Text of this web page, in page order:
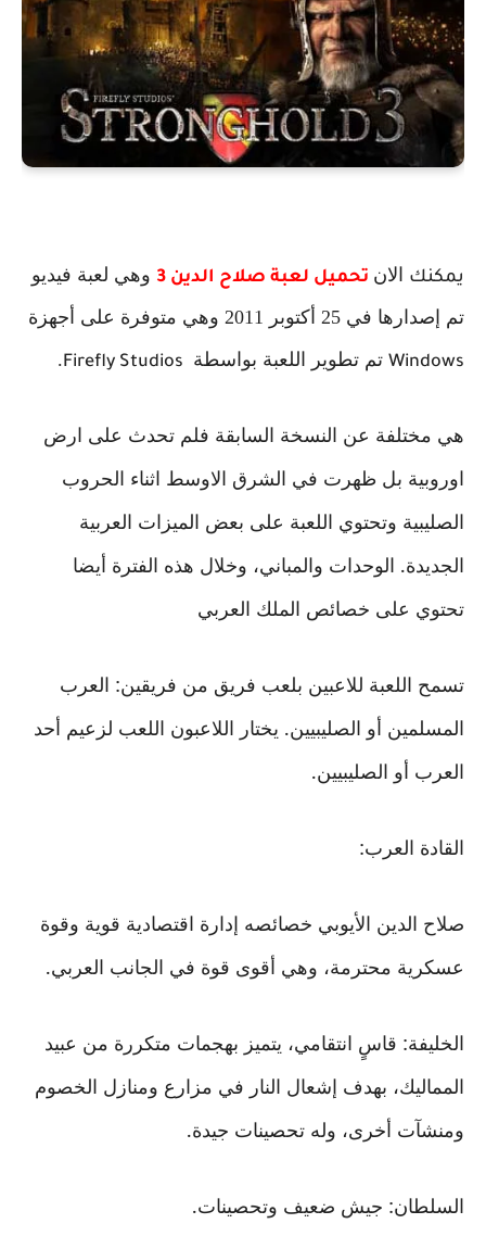
يمكنك الان تحميل لعبة صلاح الدين 3
وهي لعبة فيديو
تم إصدارها في 25 أكتوبر 2011 وهي متوفرة على أجهزة
Windows تم تطوير اللعبة بواسطة Firefly Studios
.
هي مختلفة عن النسخة السابقة فلم تحدث على ارض
اوروبية بل ظهرت في الشرق الاوسط اثناء الحروب
الصليبية وتحتوي اللعبة على بعض الميزات العربية
الجديدة. الوحدات والمباني، وخلال هذه الفترة أيضا
تحتوي على خصائص الملك العربي
تسمح اللعبة للاعبين بلعب فريق من فريقين: العرب
المسلمين أو الصليبيين. يختار اللاعبون اللعب لزعيم أحد
العرب أو الصليبيين.
القادة العرب:
صلاح الدين الأيوبي خصائصه إدارة اقتصادية قوية وقوة
عسكرية محترمة، وهي أقوى قوة في الجانب العربي.
الخليفة: قاسٍ انتقامي، يتميز بهجمات متكررة من عبيد
المماليك، بهدف إشعال النار في مزارع ومنازل الخصوم
ومنشآت أخرى، وله تحصينات جيدة.
السلطان: جيش ضعيف وتحصينات.